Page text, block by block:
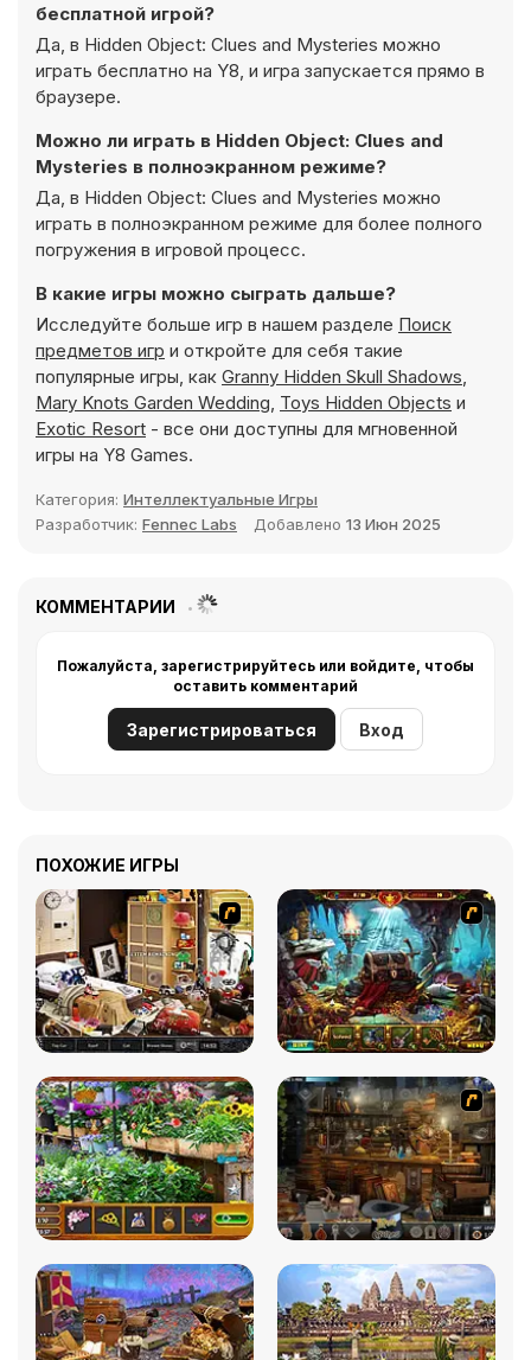
бесплатной игрой?
Да, в Hidden Object: Clues and Mysteries можно
играть бесплатно на Y8, и игра запускается прямо в
браузере.
Можно ли играть в Hidden Object: Clues and
Mysteries в полноэкранном режиме?
Да, в Hidden Object: Clues and Mysteries можно
играть в полноэкранном режиме для более полного
погружения в игровой процесс.
В какие игры можно сыграть дальше?
Исследуйте больше игр в нашем разделе Поиск
предметов игр и откройте для себя такие
популярные игры, как Granny Hidden Skull Shadows,
Mary Knots Garden Wedding, Toys Hidden Objects и
Exotic Resort - все они доступны для мгновенной
игры на Y8 Games.
Категория: Интеллектуальные Игры
Разработчик: Fennec Labs Добавлено 13 Июн 2025
КОММЕНТАРИИ
Пожалуйста, зарегистрируйтесь или войдите, чтобы
оставить комментарий
Зарегистрироваться Вход
ПОХОЖИЕ ИГРЫ